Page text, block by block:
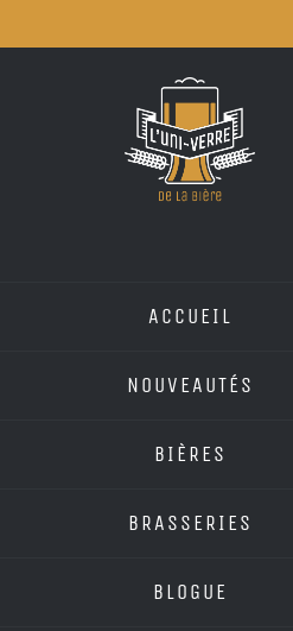
to
ACCUEIL
NOUVEAUTÉS
BIÈRES
BRASSERIES
BLOGUE